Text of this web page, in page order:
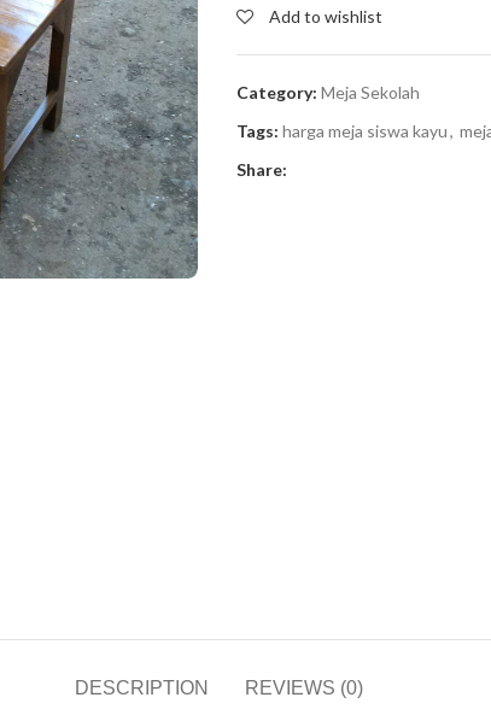
Add to wishlist
Category: Meja Sekolah
Tags: harga meja siswa kayu,
Share:
DESCRIPTION REVIEWS (0)